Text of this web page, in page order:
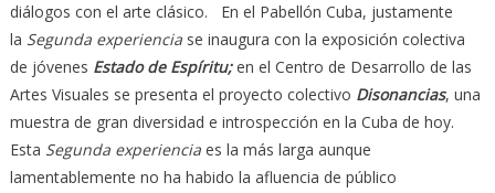
diálogos con el arte clásico. En el Pabellón Cuba, justamente
la Segunda experienciase inaugura con la exposición colectiva
de jóvenes Estado de Espíritu;en el Centro de Desarrollo de las
Artes Visuales se presenta el proyecto colectivo Disonancias, una
muestra de gran diversidad e introspección en la Cuba de hoy.
Esta Segunda experienciaes la más larga aunque
lamentablemente no ha habido la afluencia de público